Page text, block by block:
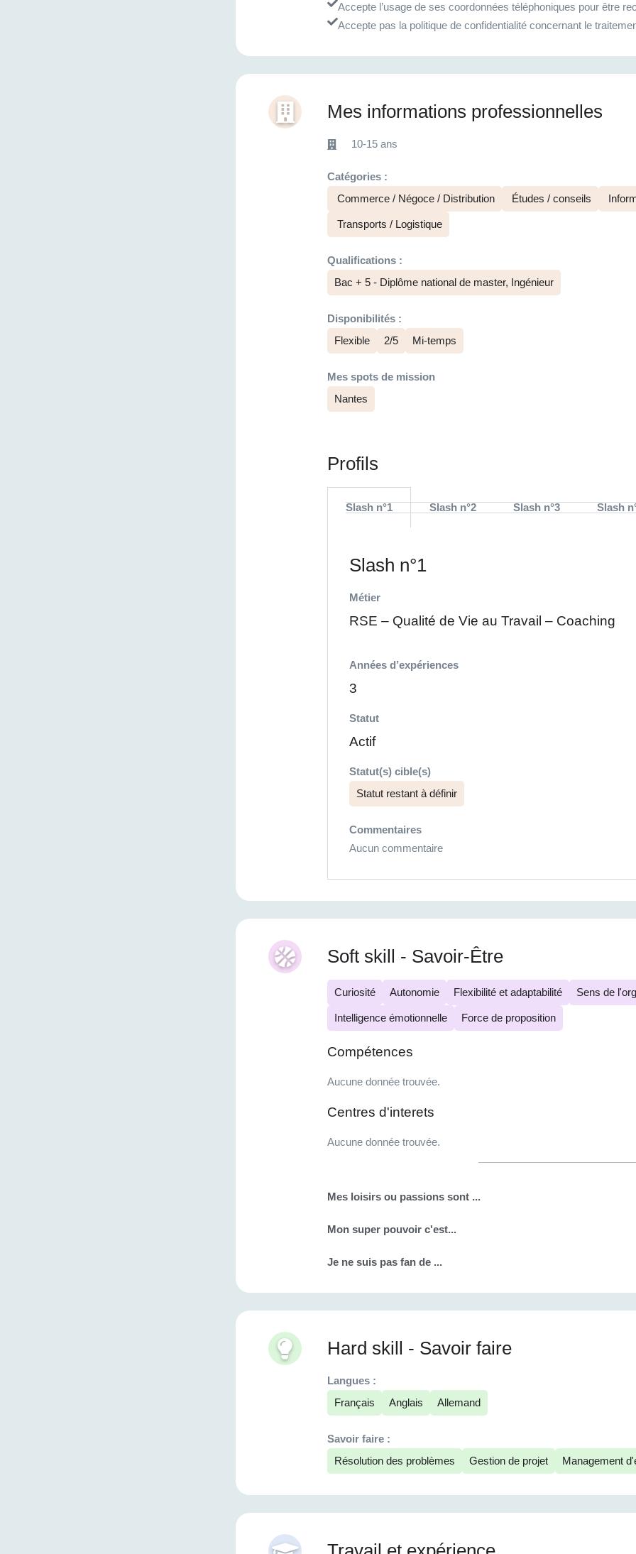
Accepte l’usage de ses coordonnées téléphoniques pour être
Accepte pas la politique de confidentialité concernant le
Mes informations professionnelles
10-15 ans
Catégories :
Commerce / Négoce / Distribution
Études / conseils
Transports / Logistique
Qualifications :
Bac + 5 - Diplôme national de master, Ingénieur
Disponibilités :
Flexible
2/5 Mi-temps
Mes spots de mission
Nantes
Profils
Slash n°1 Slash n°2 Slash n°3 Slash
Slash n°1
Métier
RSE – Qualité de Vie au Travail – Coaching
Années d’expériences
3
Statut
Actif
Statut(s) cible(s)
Statut restant à définir
Commentaires
Aucun commentaire
Soft skill - Savoir-Être
Curiosité Autonomie Flexibilité et adaptabilité Sens de
Intelligence émotionnelle Force de proposition
Compétences
Aucune donnée trouvée.
Centres d'interets
Aucune donnée trouvée.
Mes loisirs ou passions sont ...
Mon super pouvoir c'est...
Je ne suis pas fan de ...
Hard skill - Savoir faire
Langues :
Français
Anglais Allemand
Savoir faire :
Résolution des problèmes
Gestion de projet Management